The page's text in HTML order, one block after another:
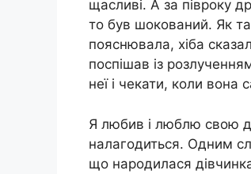
щасливі. А за півроку
то був шокований. Як
пояснювала, хіба
поспішав із
неї і чекати, коли вона
Я любив і люблю свою
налагодиться. Одним
що народилася